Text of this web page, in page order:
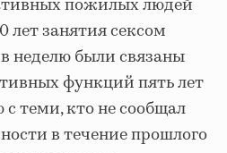
пожилых людей
лет занятия сексом
неделю были связаны
функций пять лет
теми, кто не сообщал
в течение прошлого